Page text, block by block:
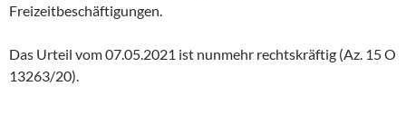
Freizeitbeschäftigungen.
Das Urteil vom 07.05.2021 ist nunmehr rechtskräftig (Az. 15 O
13263/20).